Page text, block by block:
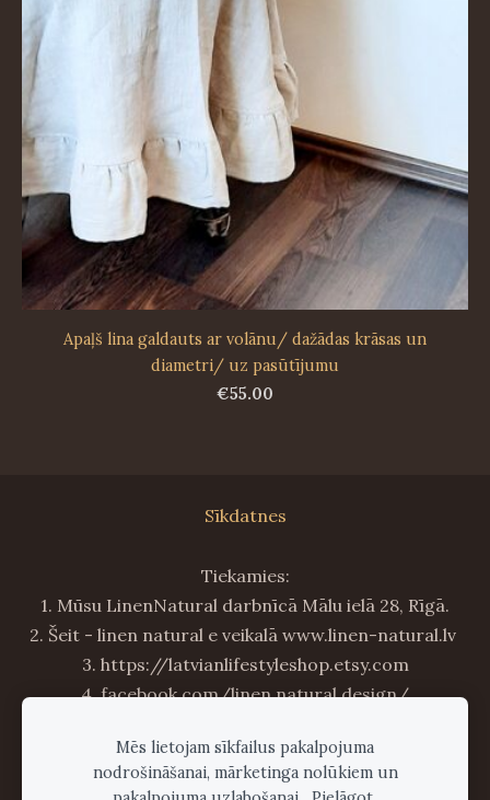
Apaļš lina galdauts ar volānu/ dažādas krāsas un
diametri/ uz pasūtījumu
€55.00
Sīkdatnes
Tiekamies:
1. Mūsu LinenNatural darbnīcā Mālu ielā 28, Rīgā.
2. Šeit - linen natural e veikalā www.linen-natural.lv
3. https://latvianlifestyleshop.etsy.com
4. facebook.com/linen.natural.design/
6. esam tepat blakus - tirdziņos :) par dalību
tirdziņos informācija FB un šeit mājas lapā!
Mēs lietojam sīkfailus pakalpojuma
nodrošināšanai, mārketinga nolūkiem un